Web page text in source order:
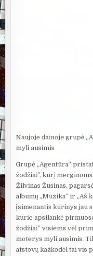
Naujoje dainoje grupė
myli ausimis
Grupė „Agentūra”
žodžiai”, kurį
Žilvinas Žusinas,
albumų „Muzika” ir „Aš
įsimenantis kūrinys jau
kurie apsilankė
žodžiai” visiems vėl
moterys myli ausimis.
atstovų kažkodėl tai vis